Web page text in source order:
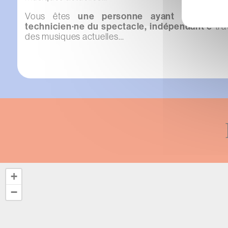
Vous êtesune personne ayant une
technicien·ne du spectacle, indépendant·e
des musiques actuelles…
Vue
+
−